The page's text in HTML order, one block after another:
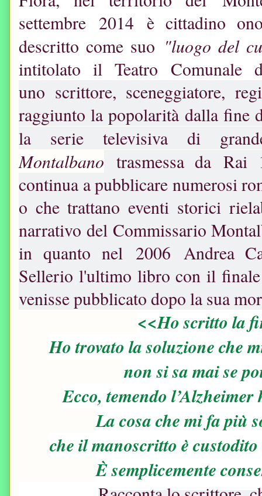
settembre 2014 è cittadino
descritto come suo "luogo del
intitolato il Teatro
uno scrittore, sceneggiatore,
raggiunto la popolarità dalla fine
la serie televisiva di
Montalbano trasmessa da
continua a pubblicare numerosi
o che trattano eventi storici
narrativo del Commissario
in quanto nel 2006 Andrea
Sellerio l'ultimo libro con il finale
venisse pubblicato dopo la sua
<<Ho scritto la
Ho trovato la soluzione che
non si sa mai se
Ecco, temendo
La cosa che mi fa più
che il manoscritto è
È semplicemente